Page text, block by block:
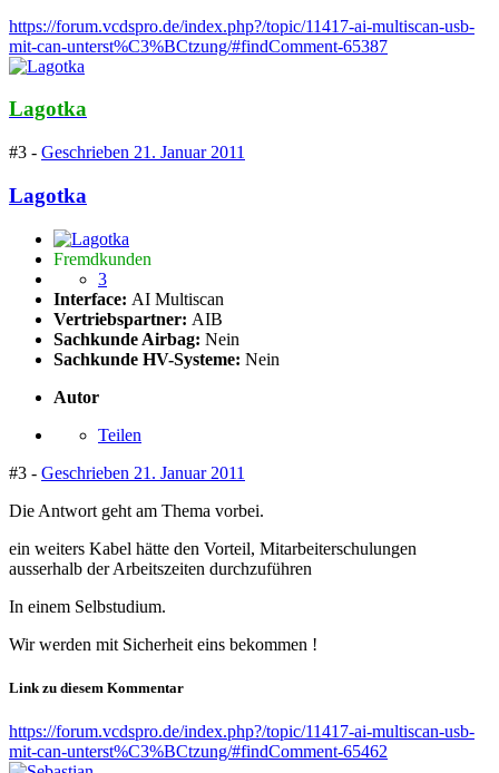
https://forum.vcdspro.de/index.php?/topic/11417-ai-multiscan-usb-
mit-can-unterst%C3%BCtzung/#findComment-65387
Lagotka
#3 - Geschrieben 21. Januar 2011
Lagotka
Fremdkunden
3
Interface: AI Multiscan
Vertriebspartner: AIB
Sachkunde Airbag: Nein
Sachkunde HV-Systeme: Nein
Autor
Teilen
#3 - Geschrieben 21. Januar 2011
Die Antwort geht am Thema vorbei.
ein weiters Kabel hätte den Vorteil, Mitarbeiterschulungen
ausserhalb der Arbeitszeiten durchzuführen
In einem Selbstudium.
Wir werden mit Sicherheit eins bekommen !
Link zu diesem Kommentar
https://forum.vcdspro.de/index.php?/topic/11417-ai-multiscan-usb-
mit-can-unterst%C3%BCtzung/#findComment-65462